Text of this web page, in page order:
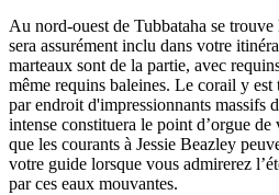
Au nord-ouest de Tubbataha se
sera assurément inclu dans votre
marteaux sont de la partie, avec
même requins baleines. Le corail y est
par endroit d'impressionnants massifs
intense constituera le point d’orgue
que les courants à Jessie Beazley
votre guide lorsque vous admirerez
par ces eaux mouvantes.